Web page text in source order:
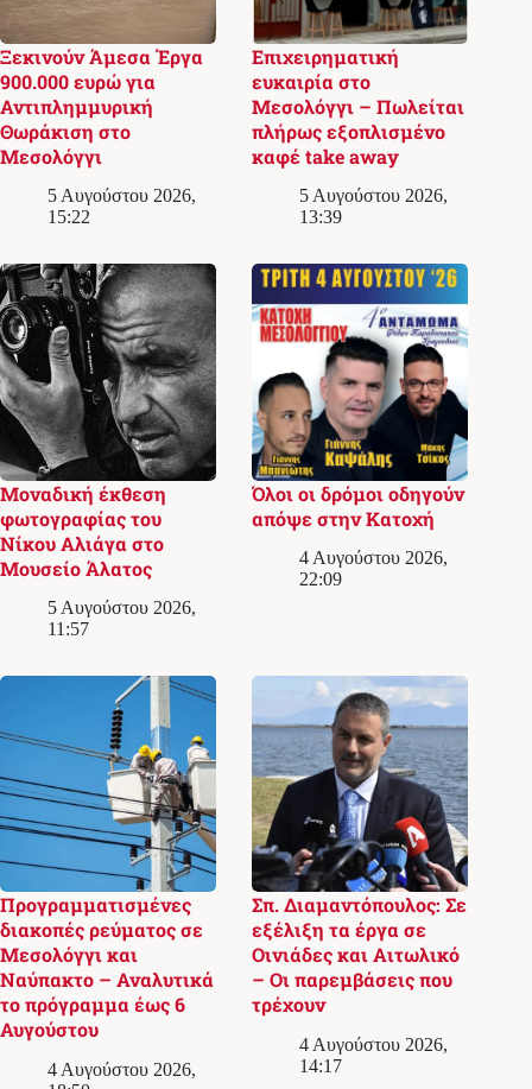
Ξεκινούν Άμεσα Έργα
900.000 ευρώ για
Αντιπλημμυρική
Θωράκιση στο
Μεσολόγγι
5 Αυγούστου 2026,
15:22
Επιχειρηματική
ευκαιρία στο
Μεσολόγγι – Πωλείται
πλήρως εξοπλισμένο
καφέ take away
5 Αυγούστου 2026,
13:39
Μοναδική έκθεση
φωτογραφίας του
Νίκου Αλιάγα στο
Μουσείο Άλατος
5 Αυγούστου 2026,
11:57
Όλοι οι δρόμοι οδηγούν
απόψε στην Κατοχή
4 Αυγούστου 2026,
22:09
Προγραμματισμένες
διακοπές ρεύματος σε
Μεσολόγγι και
Ναύπακτο – Αναλυτικά
το πρόγραμμα έως 6
Αυγούστου
4 Αυγούστου 2026,
Σπ. Διαμαντόπουλος: Σε
εξέλιξη τα έργα σε
Οινιάδες και Αιτωλικό
– Οι παρεμβάσεις που
τρέχουν
4 Αυγούστου 2026,
14:17